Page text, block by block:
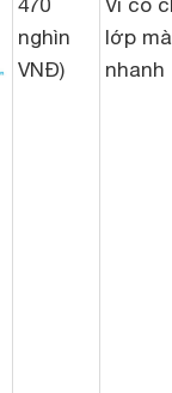
470
nghìn
VNĐ)
Vì có
lớp
nhanh